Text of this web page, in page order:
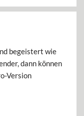
begeistert wie
dann können
Version